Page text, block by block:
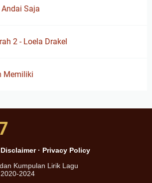
Andai Saja
2 - Loela Drakel
Memiliki
Disclaimer· Privacy Policy
Kumpulan Lirik Lagu
2024